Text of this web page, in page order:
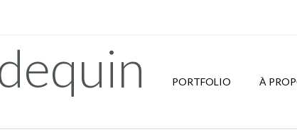
PORTFOLIO À